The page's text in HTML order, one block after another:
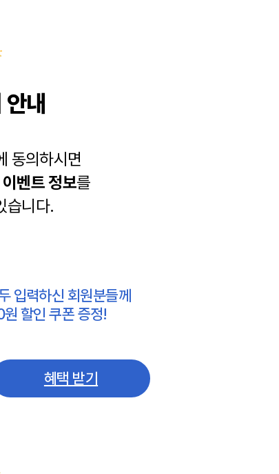
내
동의하시면
이벤트 정보를
습니다.
입력하신 회원분들께
할인 쿠폰 증정!
혜택 받기